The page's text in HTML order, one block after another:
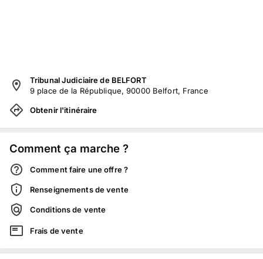
Tribunal Judiciaire de BELFORT
9 place de la République, 90000 Belfort, France
Obtenir l'itinéraire
Comment ça marche ?
Comment faire une offre ?
Renseignements de vente
Conditions de vente
Frais de vente